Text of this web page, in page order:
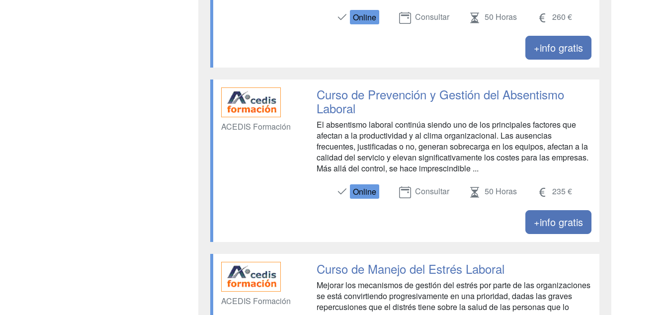
Online Consultar 50 Horas 260 €
+info gratis
ACEDIS Formación
Curso de Prevención y Gestión del Absentismo
Laboral
El absentismo laboral continúa siendo uno de los principales factores que
afectan a la productividad y al clima organizacional. Las ausencias
frecuentes, justificadas o no, generan sobrecarga en los equipos, afectan a la
calidad del servicio y elevan significativamente los costes para las empresas.
Más allá del control, se hace imprescindible ...
Online Consultar 50 Horas 235 €
+info gratis
ACEDIS Formación
Curso de Manejo del Estrés Laboral
Mejorar los mecanismos de gestión del estrés por parte de las organizaciones
se está convirtiendo progresivamente en una prioridad, dadas las graves
repercusiones que el distrés tiene sobre la salud de las personas que lo